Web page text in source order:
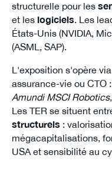
structurelle pour les
et les logiciels. Les
États-Unis (NVIDIA,
(ASML, SAP).
L'exposition s'opère via
assurance-vie ou CTO :
Amundi MSCI Robotics,
Les TER se situent
structurels :
mégacapitalisations,
USA et sensibilité au